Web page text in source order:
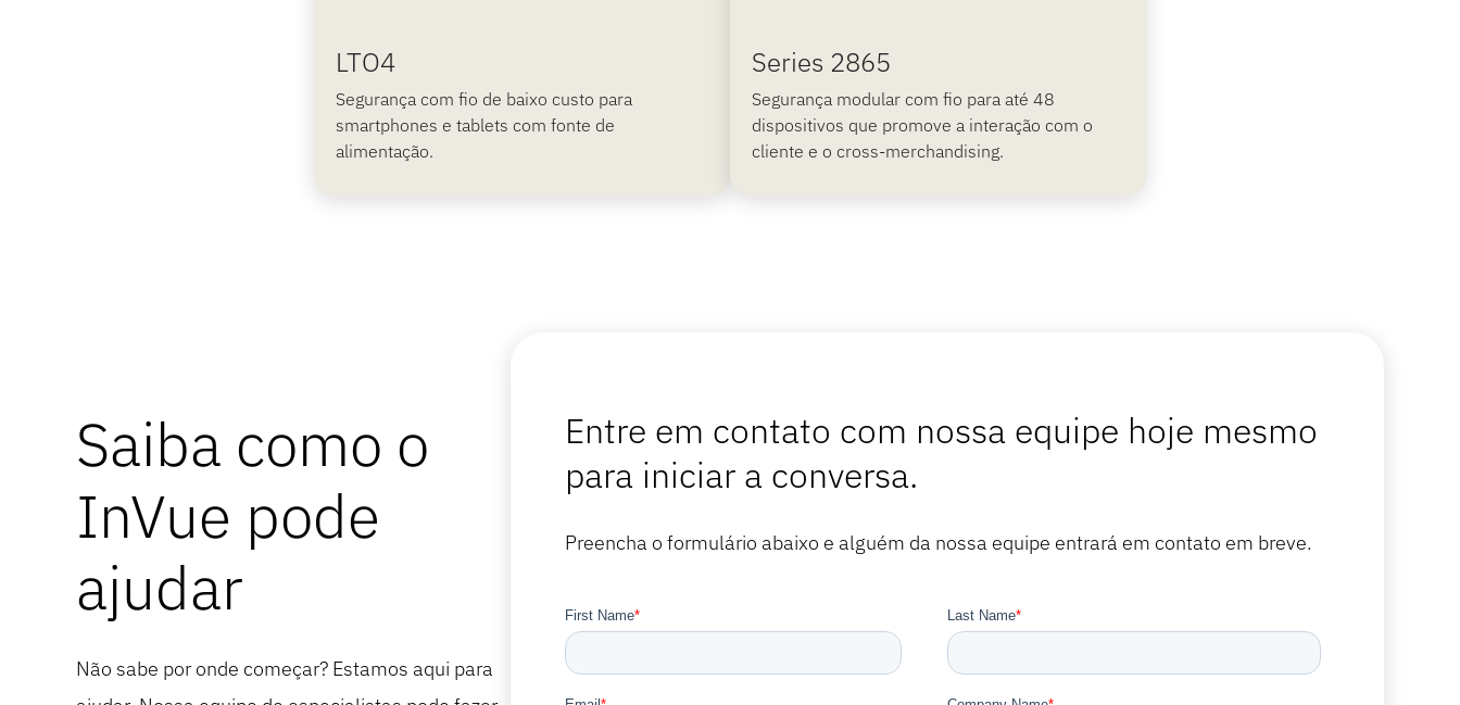
LTO4
Segurança com fio de baixo custo para
smartphones e tablets com fonte de
alimentação.
Series 2865
Segurança modular com fio para até 48
dispositivos que promove a interação com o
cliente e o cross-merchandising.
Saiba como o
InVue pode
ajudar
Não sabe por onde começar? Estamos aqui para
Entre em contato com nossa equipe hoje mesmo
para iniciar a conversa.
Preencha o formulário abaixo e alguém da nossa equipe entrará em contato em breve.